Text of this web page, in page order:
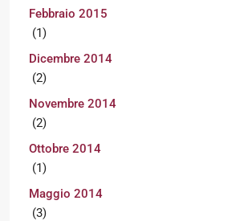
Febbraio 2015
(1)
Dicembre 2014
(2)
Novembre 2014
(2)
Ottobre 2014
(1)
Maggio 2014
(3)